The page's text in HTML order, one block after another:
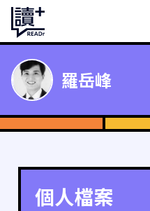
羅岳峰
個人檔案